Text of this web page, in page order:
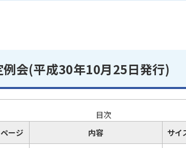
会(平成30年10月25日発行)
目次
ページ 内容 サイ